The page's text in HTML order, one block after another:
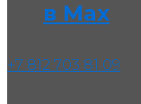
+7 812 703 81 09